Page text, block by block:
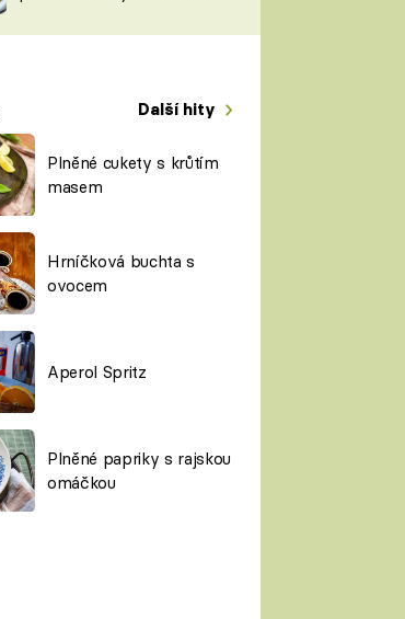
Další hity
Plněné cukety s krůtím
masem
Hrníčková buchta s
ovocem
Aperol Spritz
Plněné papriky s rajskou
omáčkou